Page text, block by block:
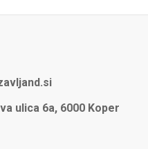
ulica 6a, 6000 Koper